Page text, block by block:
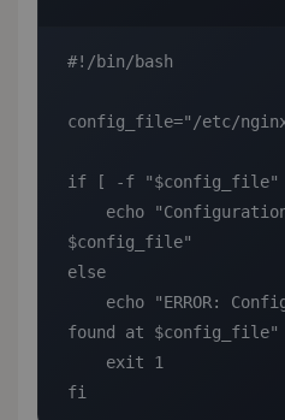
#!/bin/bash
config_file="/etc/
if [ -f "$config_file"
$config_file"
else
found at $config_file"
fi